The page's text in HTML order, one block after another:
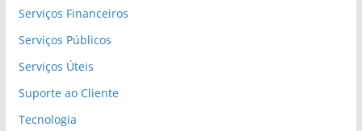
Serviços Financeiros
Serviços Públicos
Serviços Úteis
Suporte ao Cliente
Tecnologia